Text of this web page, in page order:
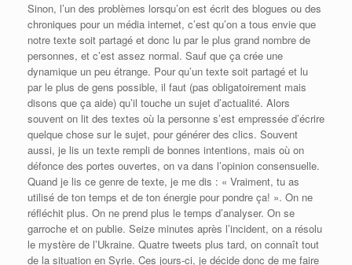
Sinon, l’un des problèmes lorsqu’on est écrit des blogues ou des
chroniques pour un média internet, c’est qu’on a tous envie que
notre texte soit partagé et donc lu par le plus grand nombre de
personnes, et c’est assez normal. Sauf que ça crée une
dynamique un peu étrange. Pour qu’un texte soit partagé et lu
par le plus de gens possible, il faut (pas obligatoirement mais
disons que ça aide) qu’il touche un sujet d’actualité. Alors
souvent on lit des textes où la personne s’est empressée d’écrire
quelque chose sur le sujet, pour générer des clics. Souvent
aussi, je lis un texte rempli de bonnes intentions, mais où on
défonce des portes ouvertes, on va dans l’opinion consensuelle.
Quand je lis ce genre de texte, je me dis : « Vraiment, tu as
utilisé de ton temps et de ton énergie pour pondre ça! ». On ne
réfléchit plus. On ne prend plus le temps d’analyser. On se
garroche et on publie. Seize minutes après l’incident, on a résolu
le mystère de l’Ukraine. Quatre tweets plus tard, on connaît tout
de la situation en Syrie. Ces jours-ci, je décide donc de me faire